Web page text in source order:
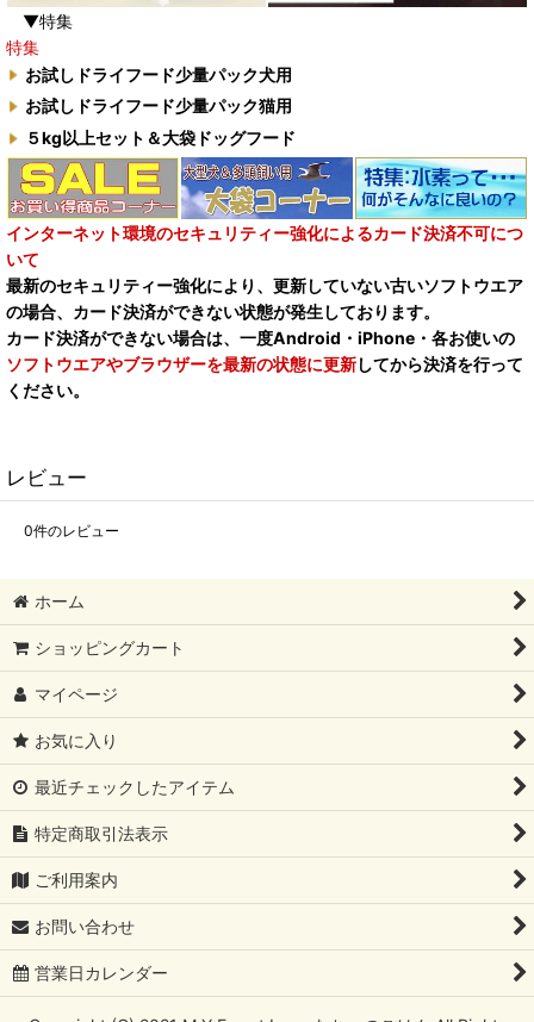
▼特集
特集
お試しドライフード少量パック犬用
お試しドライフード少量パック猫用
５kg以上セット＆大袋ドッグフード
インターネット環境のセキュリティー強化によるカード決済不可につ
いて
最新のセキュリティー強化により、更新していない古いソフトウエア
の場合、カード決済ができない状態が発生しております。
カード決済ができない場合は、一度Android・iPhone・各お使いの
ソフトウエアやブラウザーを最新の状態に更新してから決済を行って
ください。
レビュー
0件のレビュー
ホーム
ショッピングカート
マイページ
お気に入り
最近チェックしたアイテム
特定商取引法表示
ご利用案内
お問い合わせ
営業日カレンダー